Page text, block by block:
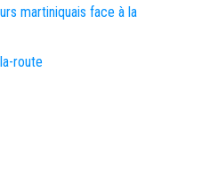
martiniquais face à la
route